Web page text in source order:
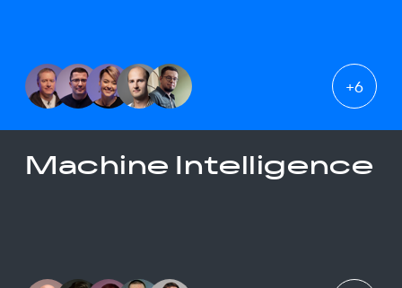
+6
Machine Intelligence